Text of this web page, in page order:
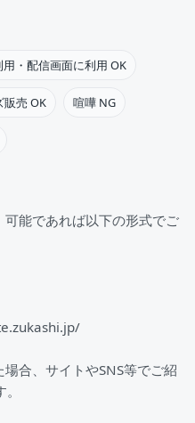
用・配信画面に利用 OK
販売 OK 喧嘩 NG
能であれば以下の形式でご
合、サイトやSNS等でご紹